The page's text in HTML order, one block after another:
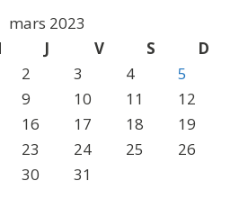
mars 2023
J V S
D
2 3 4
5
9 10 11
12
16 17 18
19
23 24 25
26
30
31